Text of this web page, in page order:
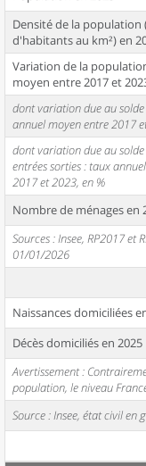
Densité de la population
d'habitants au km²) en
Variation de la
moyen entre 2017 et
dont variation due au
annuel moyen entre 2017
dont variation due au
entrées sorties : taux
2017 et 2023, en %
Nombre de ménages en
Sources : Insee, RP2017
01/01/2026
Naissances domiciliées
Décès domiciliés en 2025
Avertissement :
population, le niveau
Source : Insee, état civil